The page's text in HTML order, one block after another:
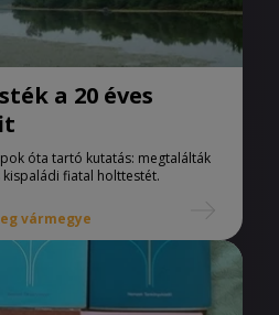
a 20 éves
óta tartó kutatás: megtalálták
kispaládi fiatal holttestét.
vármegye